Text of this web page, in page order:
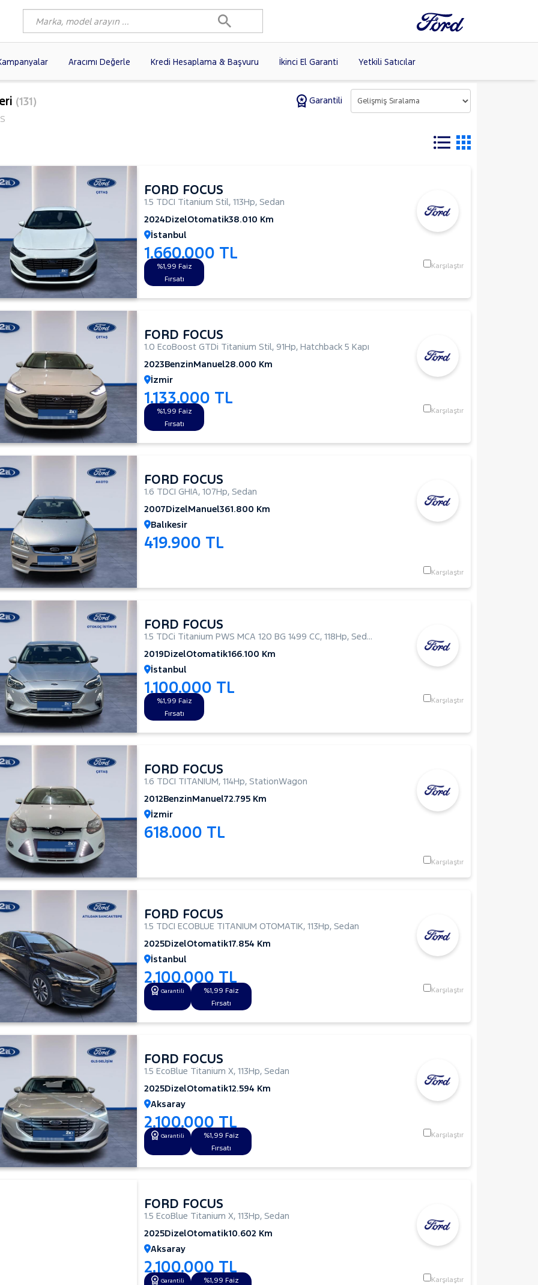
Aracımı Değerle Kredi Hesaplama & Başvuru İkinci El Garanti Yetkili Satıcılar
(131)
Garantili
FORD FOCUS
1.5 TDCI Titanium Stil, 113Hp, Sedan
2024DizelOtomatik38.010 Km
İstanbul
1.660.000 TL
%1,99 Faiz
Fırsatı
Karşılaştır
FORD FOCUS
1.0 EcoBoost GTDi Titanium Stil, 91Hp, Hatchback 5 Kapı
2023BenzinManuel28.000 Km
İzmir
1.133.000 TL
%1,99 Faiz
Fırsatı
Karşılaştır
FORD FOCUS
1.6 TDCI GHIA, 107Hp, Sedan
2007DizelManuel361.800 Km
Balıkesir
419.900 TL
Karşılaştır
FORD FOCUS
1.5 TDCi Titanium PWS MCA 120 BG 1499 CC, 118Hp, Sedan
2019DizelOtomatik166.100 Km
İstanbul
1.100.000 TL
%1,99 Faiz
Fırsatı
Karşılaştır
FORD FOCUS
1.6 TDCI TITANIUM, 114Hp, StationWagon
2012BenzinManuel72.795 Km
İzmir
618.000 TL
Karşılaştır
FORD FOCUS
1.5 TDCI ECOBLUE TITANIUM OTOMATIK, 113Hp, Sedan
2025DizelOtomatik17.854 Km
İstanbul
2.100.000 TL
Garantili
%1,99 Faiz
Fırsatı
Karşılaştır
FORD FOCUS
1.5 EcoBlue Titanium X, 113Hp, Sedan
2025DizelOtomatik12.594 Km
Aksaray
2.100.000 TL
Garantili
%1,99 Faiz
Fırsatı
Karşılaştır
FORD FOCUS
1.5 EcoBlue Titanium X, 113Hp, Sedan
2025DizelOtomatik10.602 Km
Aksaray
2.100.000 TL
Garantili
%1,99 Faiz
Karşılaştır